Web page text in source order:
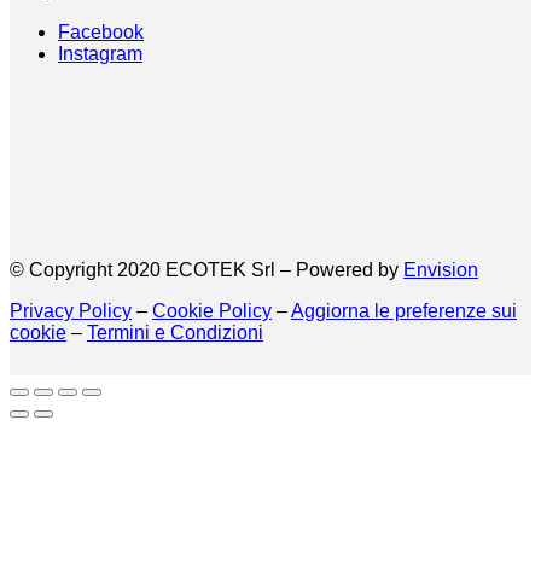
Facebook
Instagram
© Copyright 2020 ECOTEK Srl – Powered by Envision
Privacy Policy – Cookie Policy –Aggiorna le preferenze sui
cookie – Termini e Condizioni